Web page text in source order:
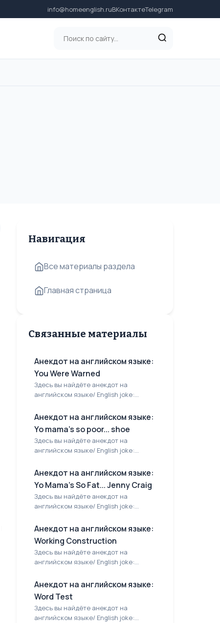
info@homeenglish.ruВКонтактеTelegram
Навигация
Все материалы раздела
Главная страница
Связанные материалы
Анекдот на английском языке:
You Were Warned
Здесь вы найдёте анекдот на
английском языке/ English joke:...
Анекдот на английском языке:
Yo mama's so poor... shoe
Здесь вы найдёте анекдот на
английском языке/ English joke:...
Анекдот на английском языке:
Yo Mama's So Fat... Jenny Craig
Здесь вы найдёте анекдот на
английском языке/ English joke:...
Анекдот на английском языке:
Working Construction
Здесь вы найдёте анекдот на
английском языке/ English joke:...
Анекдот на английском языке:
Word Test
Здесь вы найдёте анекдот на
английском языке/ English joke:...